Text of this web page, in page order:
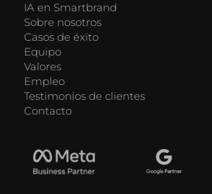
IA en Smartbrand
Sobre nosotros
Casos de éxito
Equipo
Valores
Empleo
Testimonios de clientes
Contacto